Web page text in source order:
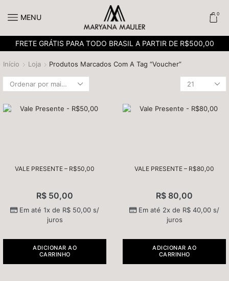
MENU 0
FRETE GRÁTIS PARA TODO BRASIL A PARTIR DE R$500,00
Início Loja Produtos Marcados Com A Tag “voucher”
VALE PRESENTE – R$50,00
R$ 50,00
Em até 1x de R$ 50,00 s/
juros
ADICIONAR AO
CARRINHO
VALE PRESENTE – R$80,00
R$ 80,00
Em até 2x de R$ 40,00 s/
juros
ADICIONAR AO
CARRINHO